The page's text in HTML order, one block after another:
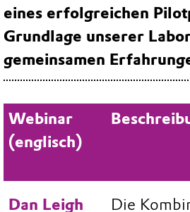
eines erfolgreichen
Grundlage unserer
gemeinsamen
Webinar
(englisch)
Dan Leigh
Die